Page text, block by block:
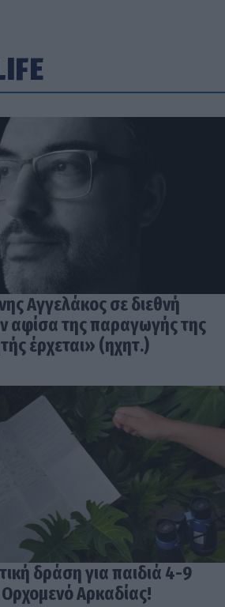
Αγγελάκος σε διεθνή
αφίσα της παραγωγής της
έρχεται» (ηχητ.)
δράση για παιδιά 4-9
Αρκαδίας!